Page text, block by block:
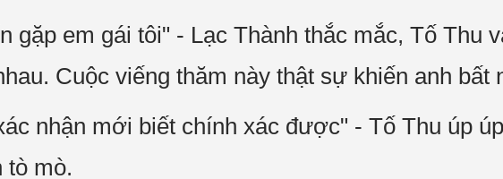
gặp em gái tôi" - Lạc Thành thắc mắc, Tố Thu
Cuộc viếng thăm này thật sự khiến anh bất
nhận mới biết chính xác được" - Tố Thu úp
tò mò.